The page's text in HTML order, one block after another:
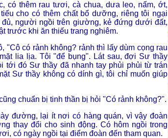
có thêm rau tươi, cà chua, dưa leo, nấm, ớt,
cho có thêm chất bổ dưỡng, riêng tôi ngại
người ngồi trên giường, kẻ đứng dưới đất,
trước khi ăn thiếu trang nghiêm.
có rảnh không? rảnh thì lấy dùm cọng rau
lia lịa. Tôi "để bụng". Lát sau, đợi Sư thầy
tới đó Sư thầy đã nhanh tay phủi phủi từ trán
Sư thầy không có dính gì, tôi chỉ muốn giúp
chuẩn bị tinh thần bị hỏi "Có rảnh không?".
đường, lại ít nơi có hàng quán, vì vậy đoàn
thay đổi cho sinh động. Có hôm ngồi trong
có ngày ngồi tại điểm đoàn đến tham quan.